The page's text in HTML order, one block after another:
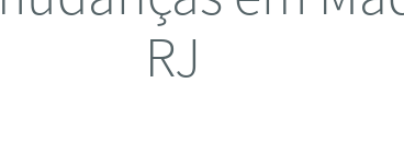
RJ